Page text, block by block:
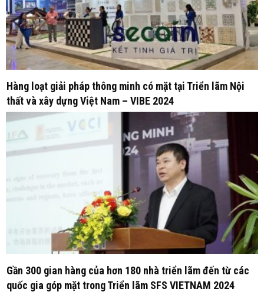
Hàng loạt giải pháp thông minh có mặt tại Triển lãm Nội
thất và xây dựng Việt Nam – VIBE 2024
Gần 300 gian hàng của hơn 180 nhà triển lãm đến từ các
quốc gia góp mặt trong Triển lãm SFS VIETNAM 2024